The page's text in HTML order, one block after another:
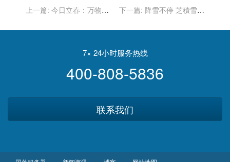
上一篇: 今日立春：万物复
逐冰追雪。
下一篇: 降雪不停 芝積雪逾
7× 24小时服务热线
400-808-5836
联系我们